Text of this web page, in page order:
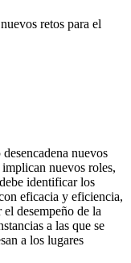
retos para el
nuevos
nuevos roles,
identificar los
eficacia y eficiencia,
desempeño de la
a las que se
a los lugares